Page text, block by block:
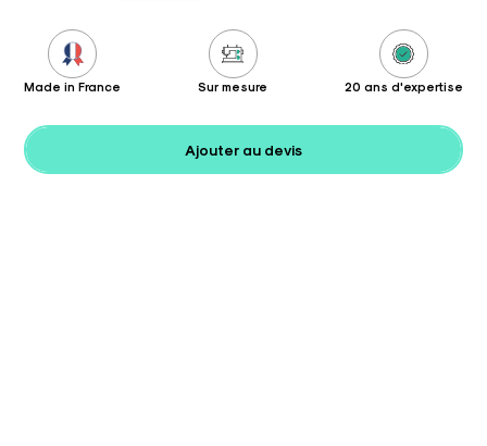
Made in France Sur mesure 20 ans d'expertise
Ajouter au devis